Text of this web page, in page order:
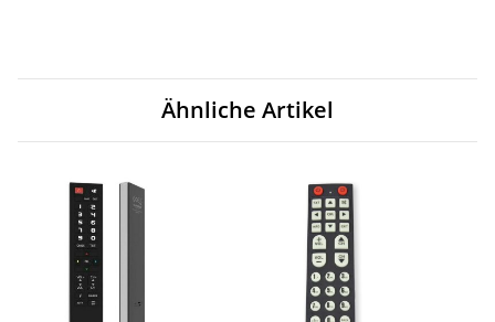
Ähnliche Artikel